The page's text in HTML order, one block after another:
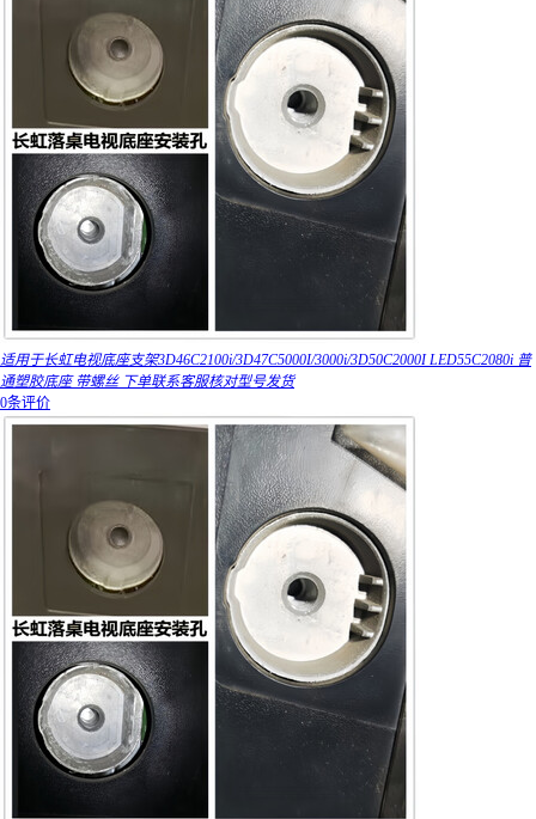
适用于长虹电视底座支架3D46C2100i/3D47C5000I/3000i/3D50C2000I LED55C2080i 普
通塑胶底座 带螺丝 下单联系客服核对型号发货
0条评价